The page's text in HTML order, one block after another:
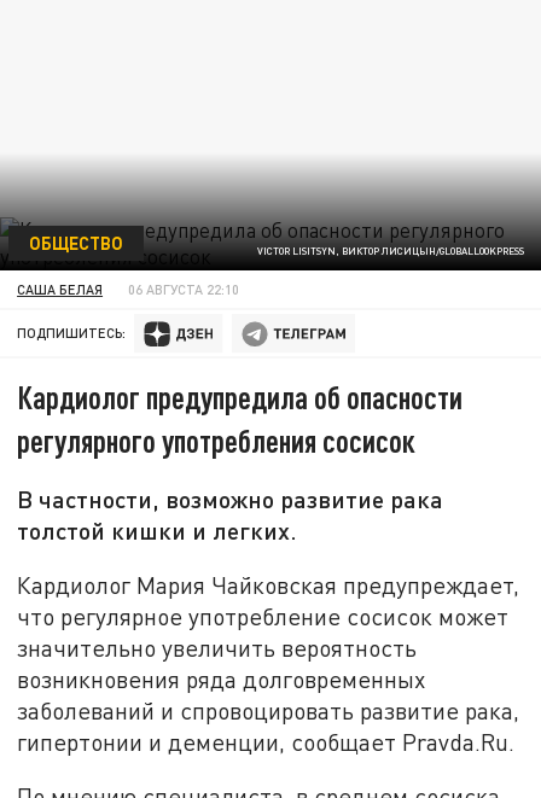
VICTOR LISITSYN, ВИКТОР ЛИСИЦЫН/GLOBALLOOKPRESS
ОБЩЕСТВО
САША БЕЛАЯ 06 АВГУСТА 22:10
ПОДПИШИТЕСЬ:
Кардиолог предупредила об опасности
регулярного употребления сосисок
В частности, возможно развитие рака
толстой кишки и легких.
Кардиолог Мария Чайковская предупреждает,
что регулярное употребление сосисок может
значительно увеличить вероятность
возникновения ряда долговременных
заболеваний и спровоцировать развитие рака,
гипертонии и деменции, сообщает Pravda.Ru.